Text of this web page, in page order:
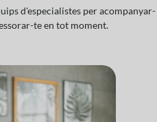
d'especialistes per acompanyar-
te en tot moment.